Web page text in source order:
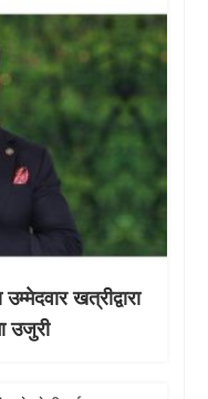
खत्रीद्वारा
उजुरी